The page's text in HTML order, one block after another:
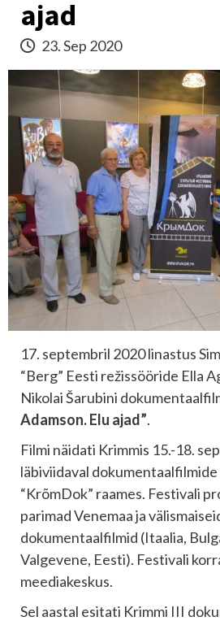
ajad
23. Sep 2020
17. septembril 2020 linastus
“Berg” Eesti režissööride Ella
Nikolai Šarubini
Adamson. Elu ajad”.
Filmi näidati Krimmis 15.-18.
läbiviidaval
“KrõmDok” raames. Festivali
parimad Venemaa ja
dokumentaalfilmid (Itaalia,
Valgevene, Eesti). Festivali
meediakeskus.
Sel aastal esitati Krimmi III